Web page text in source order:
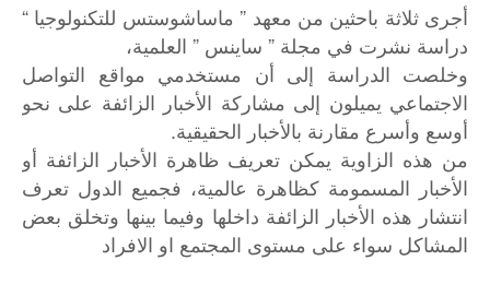
أجرى ثلاثة باحثین من معھد ” ماساشوستس للتكنولوجیا “
دراسة نشرت في مجلة ” ساینس ” العلمیة،
وخلصت الدراسة إلى أن مستخدمي مواقع التواصل
الاجتماعي یمیلون إلى مشاركة الأخبار الزائفة على نحو
أوسع وأسرع مقارنة بالأخبار الحقیقیة.
من ھذه الزاویة یمكن تعریف ظاھرة الأخبار الزائفة أو
الأخبار المسمومة كظاھرة عالمیة، فجمیع الدول تعرف
انتشار ھذه الأخبار الزائفة داخلھا وفیما بینھا وتخلق بعض
المشاكل سواء على مستوى المجتمع او الافراد